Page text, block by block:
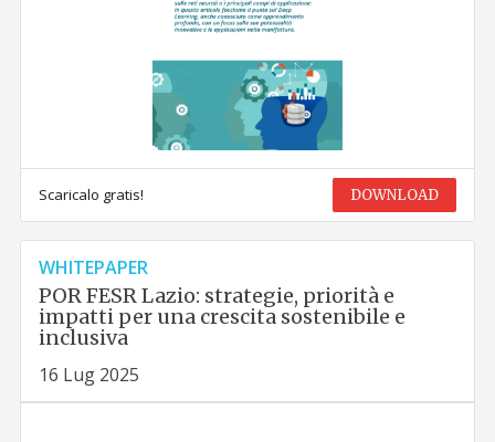
Scaricalo gratis! DOWNLOAD
WHITEPAPER
POR FESR Lazio: strategie, priorità e
impatti per una crescita sostenibile e
inclusiva
16 Lug 2025